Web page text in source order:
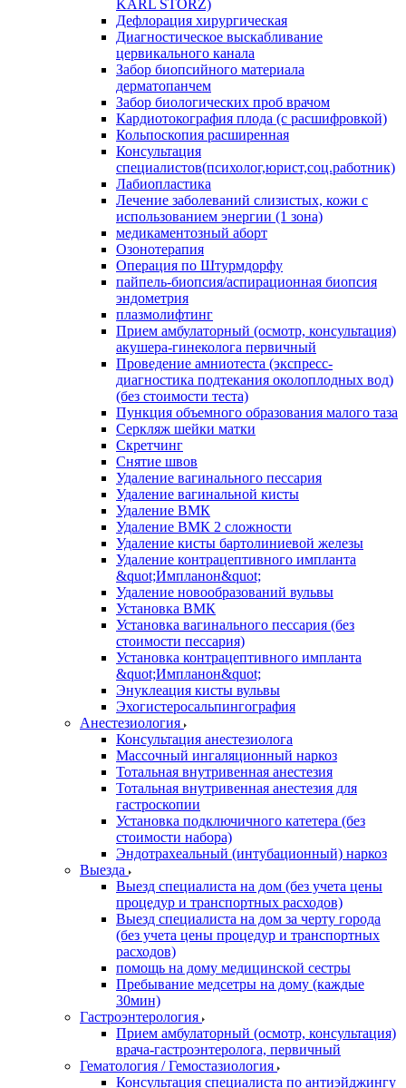
KARL STORZ)
Дефлорация хирургическая
Диагностическое выскабливание
цервикального канала
Забор биопсийного материала
дерматопанчем
Забор биологических проб врачом
Кардиотокография плода (с расшифровкой)
Кольпоскопия расширенная
Консультация
специалистов(психолог,юрист,соц.работник)
Лабиопластика
Лечение заболеваний слизистых, кожи с
использованием энергии (1 зона)
медикаментозный аборт
Озонотерапия
Операция по Штурмдорфу
пайпель-биопсия/аспирационная биопсия
эндометрия
плазмолифтинг
Прием амбулаторный (осмотр, консультация)
акушера-гинеколога первичный
Проведение амниотеста (экспресс-
диагностика подтекания околоплодных вод)
(без стоимости теста)
Пункция объемного образования малого таза
Серкляж шейки матки
Скретчинг
Снятие швов
Удаление вагинального пессария
Удаление вагинальной кисты
Удаление ВМК
Удаление ВМК 2 сложности
Удаление кисты бартолиниевой железы
Удаление контрацептивного импланта
&quot;Импланон&quot;
Удаление новообразований вульвы
Установка ВМК
Установка вагинального пессария (без
стоимости пессария)
Установка контрацептивного импланта
&quot;Импланон&quot;
Энуклеация кисты вульвы
Эхогистеросальпингография
Анестезиология
Консультация анестезиолога
Массочный ингаляционный наркоз
Тотальная внутривенная анестезия
Тотальная внутривенная анестезия для
гастроскопии
Установка подключичного катетера (без
стоимости набора)
Эндотрахеальный (интубационный) наркоз
Выезда
Выезд специалиста на дом (без учета цены
процедур и транспортных расходов)
Выезд специалиста на дом за черту города
(без учета цены процедур и транспортных
расходов)
помощь на дому медицинской сестры
Пребывание медсетры на дому (каждые
30мин)
Гастроэнтерология
Прием амбулаторный (осмотр, консультация)
врача-гастроэнтеролога, первичный
Гематология / Гемостазиология
Консультация специалиста по антиэйджингу